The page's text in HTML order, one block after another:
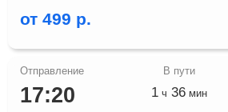
от 499 р.
17:20 1 ч 36 мин